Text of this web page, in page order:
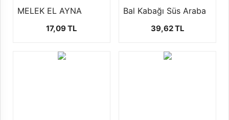
MELEK EL AYNA
17,09 TL
Bal Kabağı Süs Araba
39,62 TL